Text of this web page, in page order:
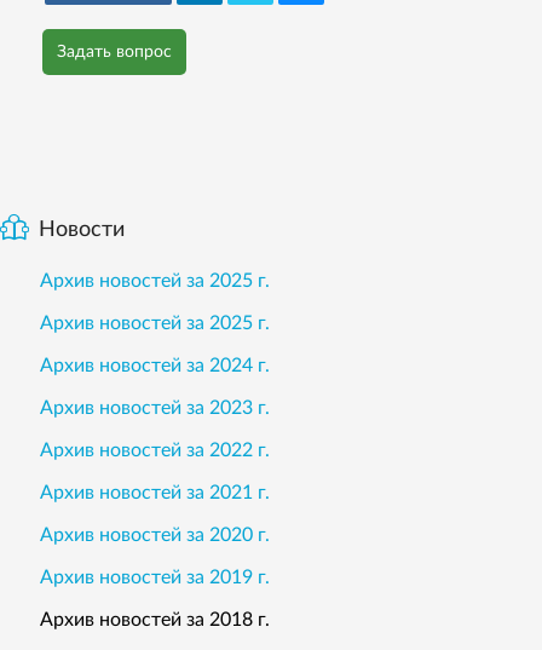
Задать вопрос
Новости
Архив новостей за 2025 г.
Архив новостей за 2025 г.
Архив новостей за 2024 г.
Архив новостей за 2023 г.
Архив новостей за 2022 г.
Архив новостей за 2021 г.
Архив новостей за 2020 г.
Архив новостей за 2019 г.
Архив новостей за 2018 г.